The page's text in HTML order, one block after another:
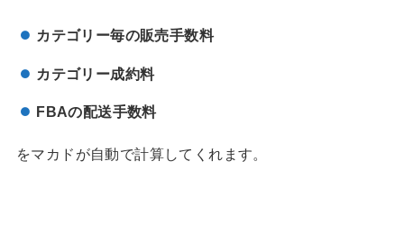
カテゴリー毎の販売手数料
カテゴリー成約料
FBAの配送手数料
をマカドが自動で計算してくれます。